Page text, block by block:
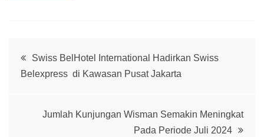
Post
navigation
Swiss BelHotel International Hadirkan Swiss
Belexpress di Kawasan Pusat Jakarta
Jumlah Kunjungan Wisman Semakin Meningkat
Pada Periode Juli 2024